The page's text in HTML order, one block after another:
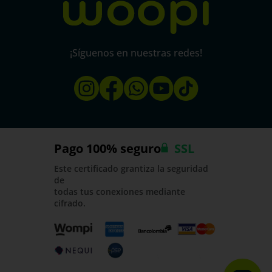
¡Síguenos en nuestras redes!
Pago 100% seguro SSL
Este certificado grantiza la seguridad
de
todas tus conexiones mediante
cifrado.